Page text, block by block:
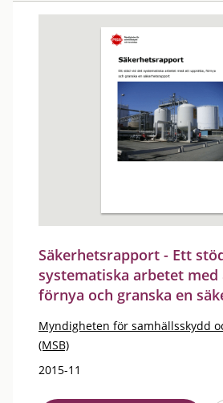
Säkerhetsrapport - Ett
systematiska arbetet
förnya och granska en
Myndigheten för samhällsskydd
(MSB)
2015-11